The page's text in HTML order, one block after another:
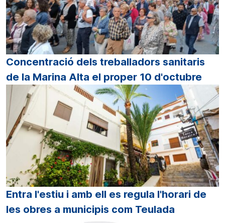
Concentració dels treballadors sanitaris
de la Marina Alta el proper 10 d'octubre
Entra l'estiu i amb ell es regula l'horari de
les obres a municipis com Teulada